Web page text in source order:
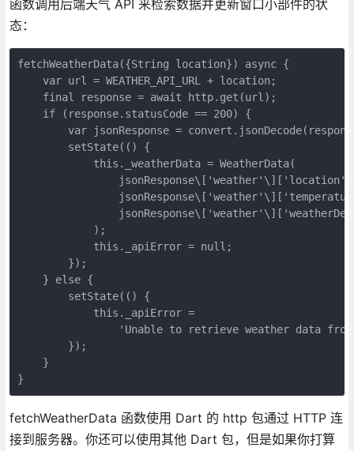
函数调用后端天气 API 来检索数据并更新窗口小部件的状
态：
fetchWeatherData({String location}) async {
    var url = WEATHER_API_URL + location;
    final response = await http.get(url);
    if (response.statusCode == 200) {
var jsonResponse =
        setState(() {
            this._weatherData = WeatherData(
            );
            this._apiError = null;
        });
    } else {
        setState(() {
            this._apiError =
'Unable to retrieve weather data
        });
    }
}
fetchWeatherData 函数使用 Dart 的 http 包通过 HTTP 连
接到服务器。你还可以使用其他 Dart 包，但是如果你打算